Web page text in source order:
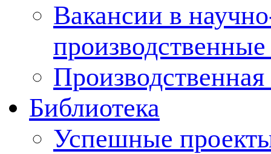
Вакансии в
Производственная
Библиотека
Успешные